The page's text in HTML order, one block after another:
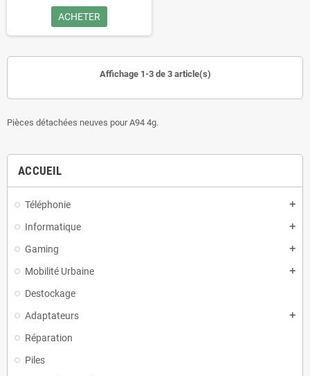
ACCUEIL
Téléphonie add
Informatique add
Gaming add
Mobilité Urbaine add
Destockage
Adaptateurs
add
Réparation
Piles
ACHETER
Affichage 1-3 de 3 article(s)
Pièces détachées neuves pour A94 4g.